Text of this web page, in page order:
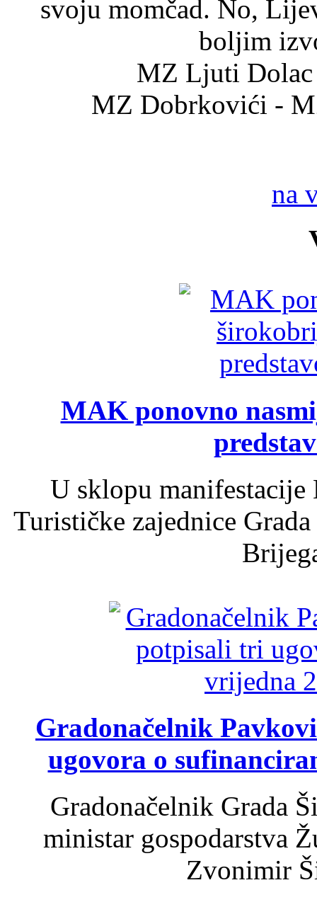
svoju momčad. No,
boljim
MZ Ljuti
MZ Dobrkovići -
na
MAK ponovno
U sklopu
Turističke zajednice
Gradonačelnik
ugovora o
Gradonačelnik Grada
ministar gospodarstva
Zvonimir